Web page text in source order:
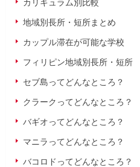
カリキュラム別比較
地域別長所・短所まとめ
カップル滞在が可能な学校
フィリピン地域別長所・短所
セブ島ってどんなところ？
クラークってどんなところ？
バギオってどんなところ？
マニラってどんなところ？
バコロドってどんなところ？